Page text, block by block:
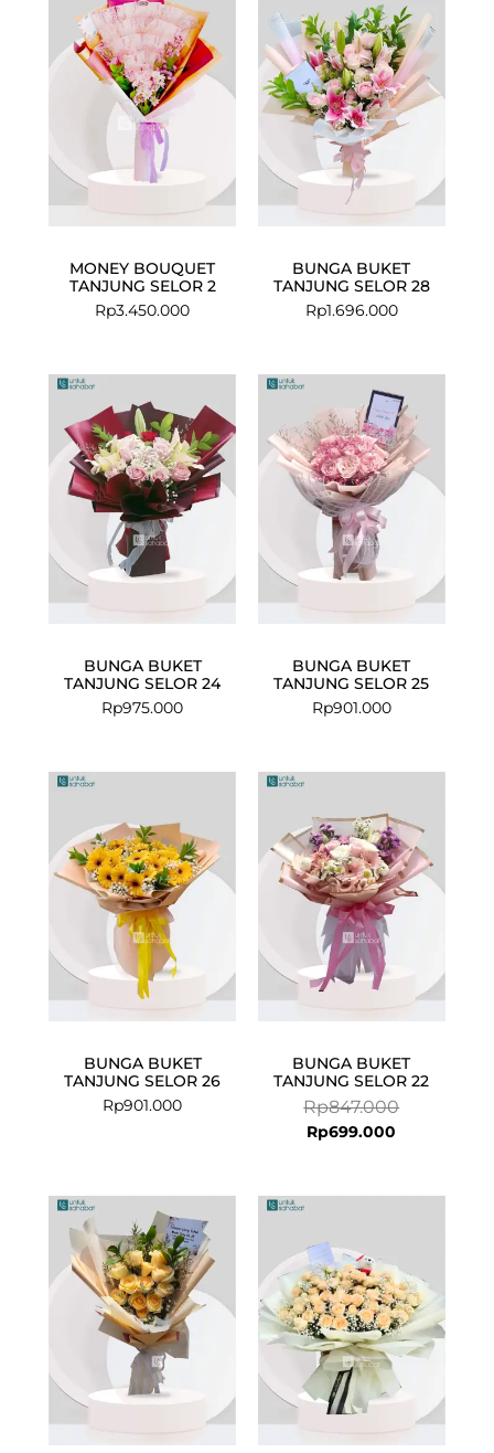
MONEY BOUQUET
TANJUNG SELOR 2
Rp3.450.000
BUNGA BUKET
TANJUNG SELOR 28
Rp1.696.000
BUNGA BUKET
TANJUNG SELOR 24
Rp975.000
BUNGA BUKET
TANJUNG SELOR 25
Rp901.000
BUNGA BUKET
TANJUNG SELOR 26
Rp901.000
BUNGA BUKET
TANJUNG SELOR 22
Rp847.000
was:
Rp847.000.
Rp699.000
is:
Rp699.000.